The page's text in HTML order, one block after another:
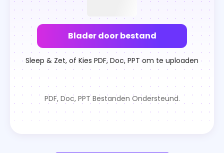
Blader door bestand
Sleep & Zet, of Kies PDF, Doc, PPT om te uploaden
PDF, Doc, PPT Bestanden Ondersteund.